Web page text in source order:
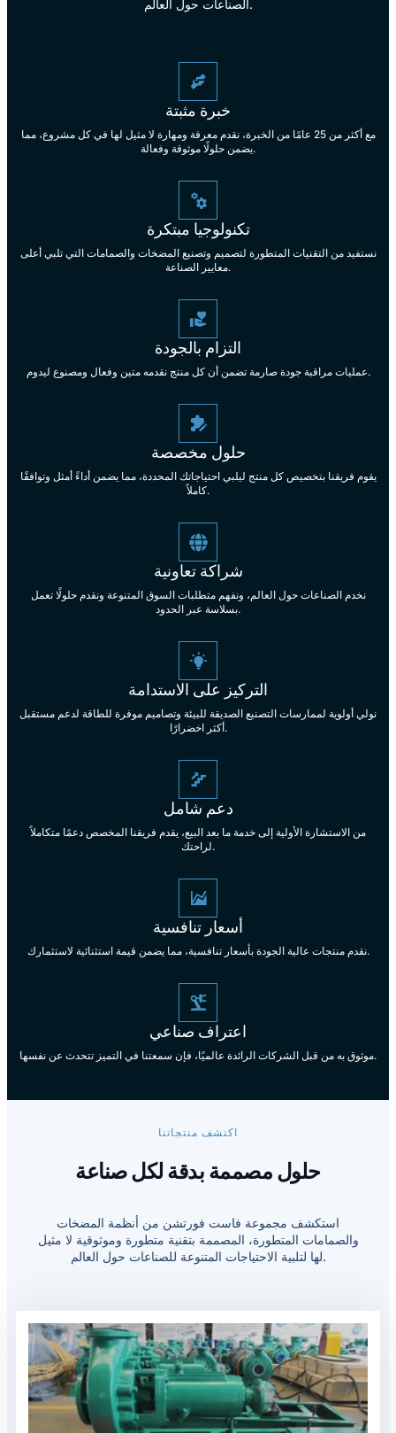
الصناعات حول العالم.
خبرة مثبتة
مع أكثر من 25 عامًا من الخبرة، نقدم معرفة ومهارة لا مثيل لها في كل مشروع، مما
يضمن حلولًا موثوقة وفعالة.
تكنولوجيا مبتكرة
نستفيد من التقنيات المتطورة لتصميم وتصنيع المضخات والصمامات التي تلبي أعلى
معايير الصناعة.
التزام بالجودة
عمليات مراقبة جودة صارمة تضمن أن كل منتج نقدمه متين وفعال ومصنوع ليدوم.
حلول مخصصة
يقوم فريقنا بتخصيص كل منتج ليلبي احتياجاتك المحددة، مما يضمن أداءً أمثل وتوافقًا
كاملاً.
شراكة تعاونية
نخدم الصناعات حول العالم، ونفهم متطلبات السوق المتنوعة ونقدم حلولًا تعمل
بسلاسة عبر الحدود.
التركيز على الاستدامة
نولي أولوية لممارسات التصنيع الصديقة للبيئة وتصاميم موفرة للطاقة لدعم مستقبل
أكثر اخضرارًا.
دعم شامل
من الاستشارة الأولية إلى خدمة ما بعد البيع، يقدم فريقنا المخصص دعمًا متكاملاً
لراحتك.
أسعار تنافسية
نقدم منتجات عالية الجودة بأسعار تنافسية، مما يضمن قيمة استثنائية لاستثمارك.
اعتراف صناعي
موثوق به من قبل الشركات الرائدة عالميًا، فإن سمعتنا في التميز تتحدث عن نفسها.
اكتشف منتجاتنا
حلول مصممة بدقة لكل صناعة
استكشف مجموعة فاست فورتشن من أنظمة المضخات
والصمامات المتطورة، المصممة بتقنية متطورة وموثوقية لا مثيل
لها لتلبية الاحتياجات المتنوعة للصناعات حول العالم.